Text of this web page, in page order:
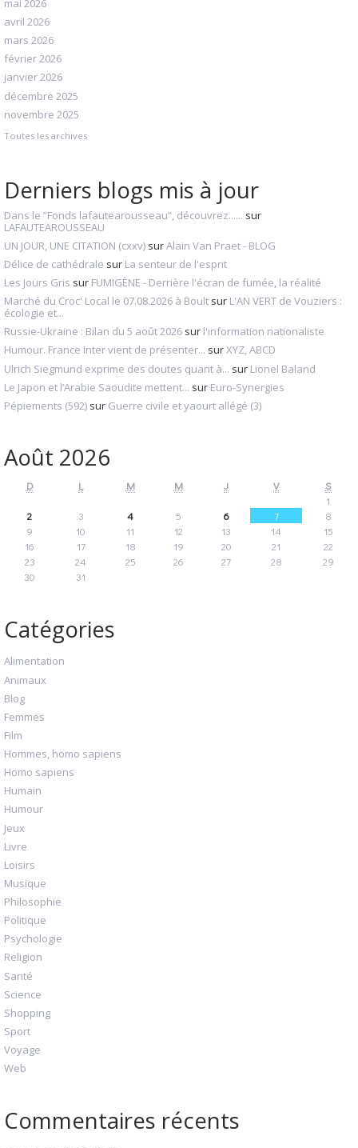
mai 2026
avril 2026
mars 2026
février 2026
janvier 2026
décembre 2025
novembre 2025
Toutes les archives
Derniers blogs mis à jour
Dans le ”Fonds lafautearousseau”, découvrez...... sur
LAFAUTEAROUSSEAU
UN JOUR, UNE CITATION (cxxv) surAlain Van Praet - BLOG
Délice de cathédrale sur La senteur de l'esprit
Les Jours Gris sur FUMIGÈNE - Derrière l'écran de fumée, la réalité
Marché du Croc' Local le 07.08.2026 à Boult sur L'AN VERT de Vouziers :
écologie et...
Russie-Ukraine : Bilan du 5 août 2026 sur l'information nationaliste
Humour. France Inter vient de présenter... surXYZ, ABCD
Ulrich Siegmund exprime des doutes quant à... sur Lionel Baland
Le Japon et l’Arabie Saoudite mettent... sur Euro-Synergies
Pépiements (592) sur Guerre civile et yaourt allégé (3)
Août 2026
D L M M J V
S
1
2
3 4 5 6 7
8
9
10 11 12 13 14
15
16
17 18 19 20 21
22
23
24 25 26 27 28
29
30
31
Catégories
Alimentation
Animaux
Blog
Femmes
Film
Hommes, homo sapiens
Homo sapiens
Humain
Humour
Jeux
Livre
Loisirs
Musique
Philosophie
Politique
Psychologie
Religion
Santé
Science
Shopping
Sport
Voyage
Web
Commentaires récents